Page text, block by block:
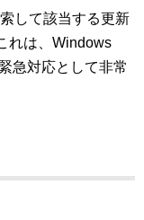
して該当する更新
れは、Windows
急対応として非常